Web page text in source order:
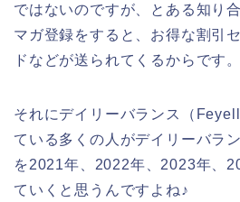
ではないのですが、とある知り
マガ登録をすると、お得な割引
ドなどが送られてくるからです。
それにデイリーバランス（
ている多くの人がデイリーバラ
を2021年、2022年、2023年、
ていくと思うんですよね♪